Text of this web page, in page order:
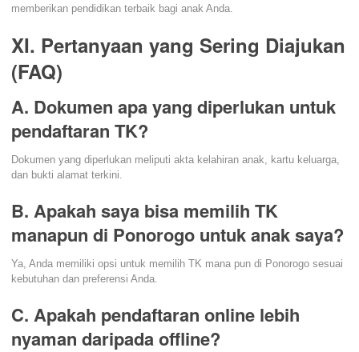
memberikan pendidikan terbaik bagi anak Anda.
XI. Pertanyaan yang Sering Diajukan
(FAQ)
A. Dokumen apa yang diperlukan untuk
pendaftaran TK?
Dokumen yang diperlukan meliputi akta kelahiran anak, kartu keluarga,
dan bukti alamat terkini.
B. Apakah saya bisa memilih TK
manapun di Ponorogo untuk anak saya?
Ya, Anda memiliki opsi untuk memilih TK mana pun di Ponorogo sesuai
kebutuhan dan preferensi Anda.
C. Apakah pendaftaran online lebih
nyaman daripada offline?